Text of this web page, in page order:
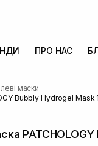
ПРО НАС
маски
Bubbly Hydrogel Mask
PATCHOLOGY